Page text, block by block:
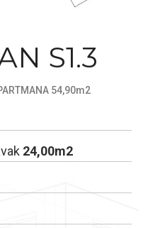
S1.3
54,90m2
24,00m2